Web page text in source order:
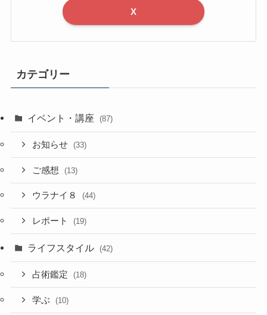
X
カテゴリー
イベント・講座 (87)
お知らせ (33)
ご感想 (13)
ウラナイ８ (44)
レポート (19)
ライフスタイル (42)
占術鑑定 (18)
学ぶ (10)